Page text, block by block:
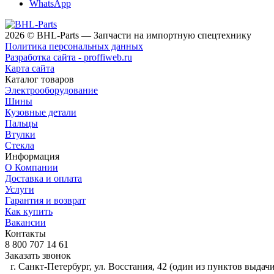
WhatsApp
2026 © BHL-Parts — Запчасти на импортную спецтехнику
Политика персональных данных
Разработка сайта - proffiweb.ru
Карта сайта
Каталог товаров
Электрооборудование
Шины
Кузовные детали
Пальцы
Втулки
Стекла
Информация
О Компании
Доставка и оплата
Услуги
Гарантия и возврат
Как купить
Вакансии
Контакты
8 800 707 14 61
Заказать звонок
г. Санкт-Петербург, ул. Восстания, 42 (один из пунктов